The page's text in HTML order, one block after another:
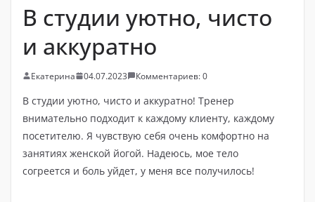
В студии уютно, чисто
и аккуратно
Екатерина 04.07.2023 Комментариев: 0
В студии уютно, чисто и аккуратно! Тренер
внимательно подходит к каждому клиенту, каждому
посетителю. Я чувствую себя очень комфортно на
занятиях женской йогой. Надеюсь, мое тело
согреется и боль уйдет, у меня все получилось!